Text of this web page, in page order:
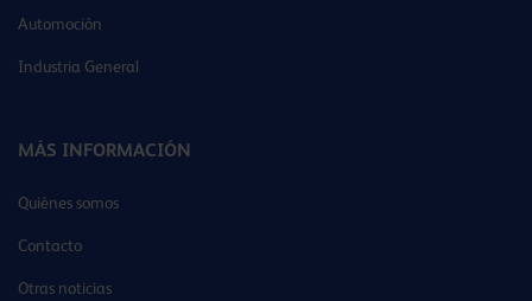
Automoción
Industria General
MÁS INFORMACIÓN
Quiénes somos
Contacto
Otras noticias